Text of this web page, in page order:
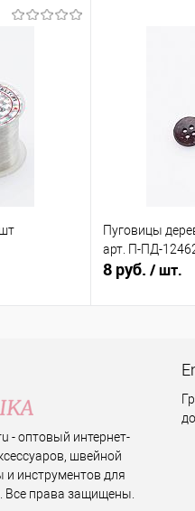
Пуговицы
арт. П-ПД-
8 руб. / шт.
- оптовый интернет-
швейной
и инструментов для
Все права защищены.